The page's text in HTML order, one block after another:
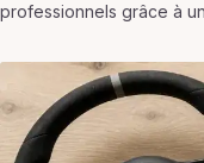
professionnels grâce à